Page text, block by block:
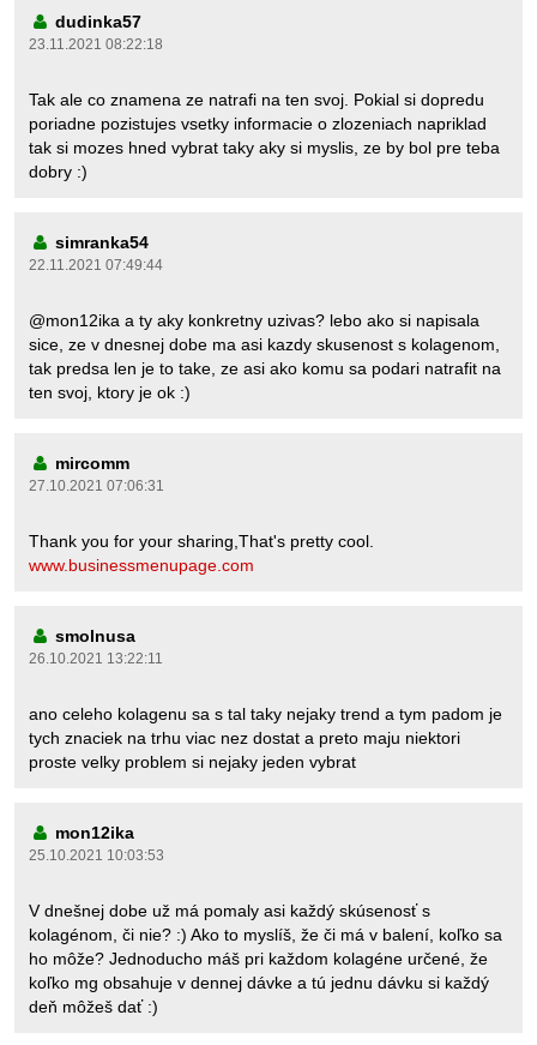
dudinka57
23.11.2021 08:22:18
Tak ale co znamena ze natrafi na ten svoj. Pokial si dopredu
poriadne pozistujes vsetky informacie o zlozeniach napriklad
tak si mozes hned vybrat taky aky si myslis, ze by bol pre teba
dobry :)
simranka54
22.11.2021 07:49:44
@mon12ika a ty aky konkretny uzivas? lebo ako si napisala
sice, ze v dnesnej dobe ma asi kazdy skusenost s kolagenom,
tak predsa len je to take, ze asi ako komu sa podari natrafit na
ten svoj, ktory je ok :)
mircomm
27.10.2021 07:06:31
Thank you for your sharing,That's pretty cool.
www.businessmenupage.com
smolnusa
26.10.2021 13:22:11
ano celeho kolagenu sa s tal taky nejaky trend a tym padom je
tych znaciek na trhu viac nez dostat a preto maju niektori
proste velky problem si nejaky jeden vybrat
mon12ika
25.10.2021 10:03:53
V dnešnej dobe už má pomaly asi každý skúsenosť s
kolagénom, či nie? :) Ako to myslíš, že či má v balení, koľko sa
ho môže? Jednoducho máš pri každom kolagéne určené, že
koľko mg obsahuje v dennej dávke a tú jednu dávku si každý
deň môžeš dať :)